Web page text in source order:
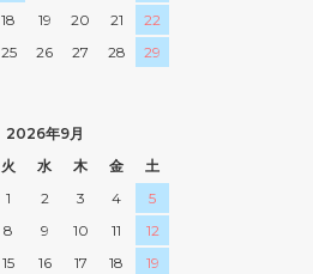
18 19 20 21
22
25 26 27 28
29
2026年9月
火 水 木 金
土
1
2 3 4
5
8 9 10 11
12
15 16 17 18
19